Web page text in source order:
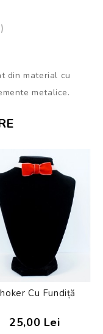
din material cu
metalice.
Cu Fundiță
25,00 Lei